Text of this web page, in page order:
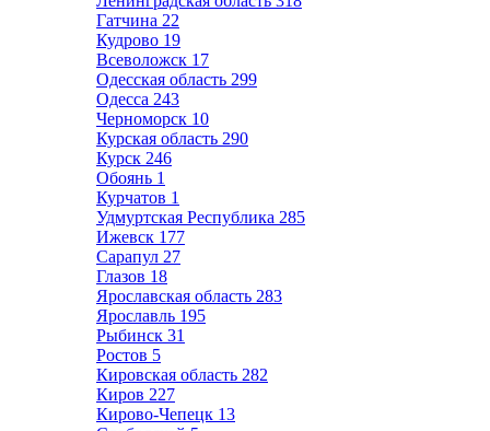
Гатчина 22
Кудрово 19
Всеволожск 17
Одесская область 299
Одесса 243
Черноморск 10
Курская область 290
Курск 246
Обоянь 1
Курчатов 1
Удмуртская Республика 285
Ижевск 177
Сарапул 27
Глазов 18
Ярославская область 283
Ярославль 195
Рыбинск 31
Ростов 5
Кировская область 282
Киров 227
Кирово-Чепецк 13